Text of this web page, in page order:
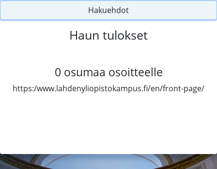
Hakuehdot
Haun tulokset
0 osumaa osoitteelle
https:/www.lahdenyliopistokampus.fi/en/front-page/